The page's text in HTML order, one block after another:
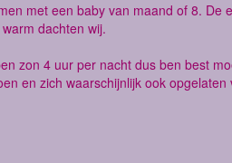
met een baby van maand of 8. De
dachten wij.
zon 4 uur per nacht dus ben best
en zich waarschijnlijk ook